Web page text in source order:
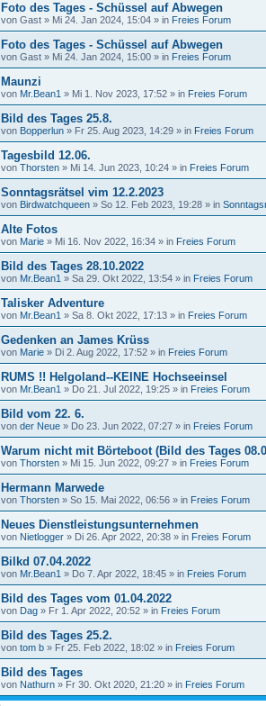
Foto des Tages - Schüssel auf Abwegen
von Gast » Mi 24. Jan 2024, 15:04 » in Freies Forum
Foto des Tages - Schüssel auf Abwegen
von Gast » Mi 24. Jan 2024, 15:00 » in Freies Forum
Maunzi
von Mr.Bean1 » Mi 1. Nov 2023, 17:52 » in Freies Forum
Bild des Tages 25.8.
von Bopperlun » Fr 25. Aug 2023, 14:29 » in Freies Forum
Tagesbild 12.06.
von Thorsten » Mi 14. Jun 2023, 10:24 » in Freies Forum
Sonntagsrätsel vim 12.2.2023
von Birdwatchqueen » So 12. Feb 2023, 19:28 » in
Alte Fotos
von Marie » Mi 16. Nov 2022, 16:34 » in Freies Forum
Bild des Tages 28.10.2022
von Mr.Bean1 » Sa 29. Okt 2022, 13:54 » in Freies Forum
Talisker Adventure
von Mr.Bean1 » Sa 8. Okt 2022, 17:13 » in Freies Forum
Gedenken an James Krüss
von Marie » Di 2. Aug 2022, 17:52 » in Freies Forum
RUMS !! Helgoland--KEINE Hochseeinsel
von Mr.Bean1 » Do 21. Jul 2022, 19:25 » in Freies Forum
Bild vom 22. 6.
von der Neue » Do 23. Jun 2022, 07:27 » in Freies Forum
Warum nicht mit Börteboot (Bild des Tages
von Thorsten » Mi 15. Jun 2022, 09:27 » in Freies Forum
Hermann Marwede
von Thorsten » So 15. Mai 2022, 06:56 » in Freies Forum
Neues Dienstleistungsunternehmen
von Nietlogger » Di 26. Apr 2022, 20:38 » in Freies Forum
Bilkd 07.04.2022
von Mr.Bean1 » Do 7. Apr 2022, 18:45 » in Freies Forum
Bild des Tages vom 01.04.2022
von Dag » Fr 1. Apr 2022, 20:52 » in Freies Forum
Bild des Tages 25.2.
von tom b » Fr 25. Feb 2022, 18:02 » in Freies Forum
Bild des Tages
von Nathurn » Fr 30. Okt 2020, 21:20 » in Freies Forum